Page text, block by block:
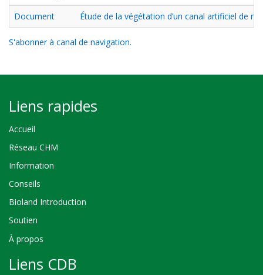
Document
Étude de la végétation d’un canal artificiel de
S'abonner à canal de navigation.
Liens rapides
Accueil
Réseau CHM
Information
Conseils
Bioland Introduction
Soutien
À propos
Liens CDB